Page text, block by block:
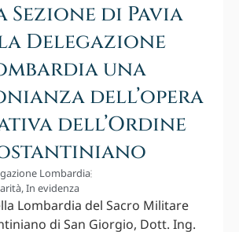
di Pavia
Delegazione
una
dell’opera
dell’Ordine
Lombardia
,In evidenza
Lombardia del Sacro Militare
di San Giorgio, Dott. Ing.